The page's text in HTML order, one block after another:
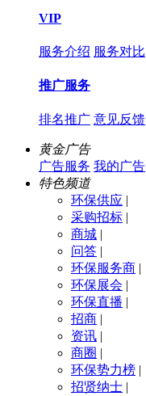
VIP
服务介绍 服务对比
推广服务
排名推广 意见反馈
黄金广告
广告服务 我的广告
特色频道
环保供应 |
采购招标 |
商城 |
问答 |
环保服务商 |
环保展会 |
环保直播 |
招商 |
资讯 |
商圈 |
环保势力榜 |
招贤纳士 |